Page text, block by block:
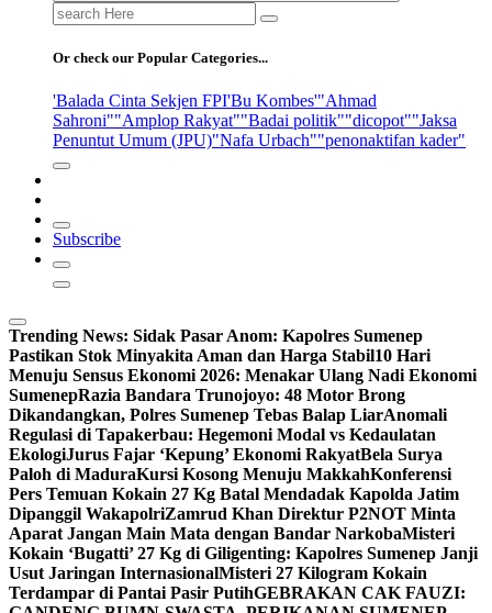
Search
for:
Or check our Popular Categories...
'Balada Cinta Sekjen FPI'Bu Kombes'"Ahmad
Sahroni""Amplop Rakyat""Badai politik""dicopot""Jaksa
Penuntut Umum (JPU)"Nafa Urbach""penonaktifan kader"
Subscribe
Trending News: Sidak Pasar Anom: Kapolres Sumenep
Pastikan Stok Minyakita Aman dan Harga Stabil10 Hari
Menuju Sensus Ekonomi 2026: Menakar Ulang Nadi Ekonomi
SumenepRazia Bandara Trunojoyo: 48 Motor Brong
Dikandangkan, Polres Sumenep Tebas Balap LiarAnomali
Regulasi di Tapakerbau: Hegemoni Modal vs Kedaulatan
EkologiJurus Fajar ‘Kepung’ Ekonomi RakyatBela Surya
Paloh di MaduraKursi Kosong Menuju MakkahKonferensi
Pers Temuan Kokain 27 Kg Batal Mendadak Kapolda Jatim
Dipanggil WakapolriZamrud Khan Direktur P2NOT Minta
Aparat Jangan Main Mata dengan Bandar NarkobaMisteri
Kokain ‘Bugatti’ 27 Kg di Giligenting: Kapolres Sumenep Janji
Usut Jaringan InternasionalMisteri 27 Kilogram Kokain
Terdampar di Pantai Pasir PutihGEBRAKAN CAK FAUZI: